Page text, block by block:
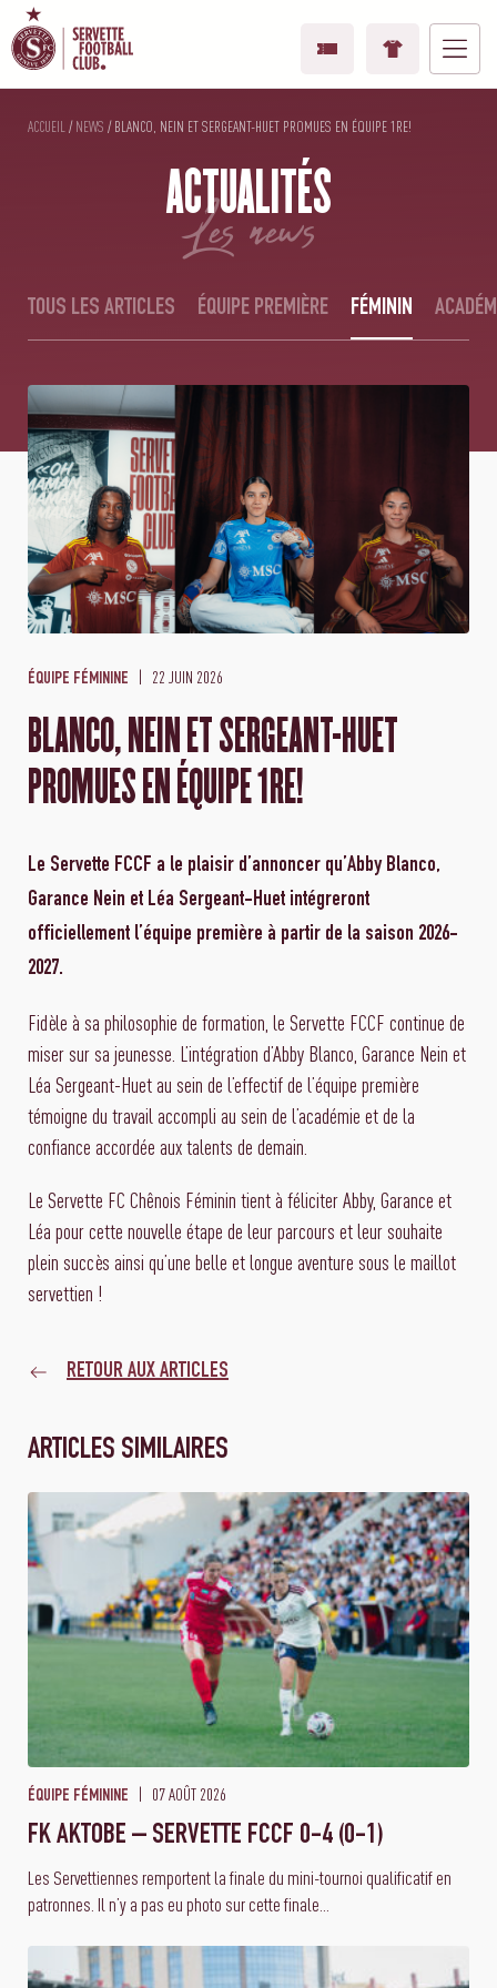
ACCUEIL /NEWS /BLANCO, NEIN ET SERGEANT-HUET PROMUES EN ÉQUIPE 1RE!
ACTUALITÉS
les news
TOUS LES ARTICLES ÉQUIPE PREMIÈRE FÉMININ
ÉQUIPE FÉMININE 22 JUIN 2026
BLANCO, NEIN ET SERGEANT-HUET
PROMUES EN ÉQUIPE 1RE!
Le Servette FCCF a le plaisir d’annoncer qu’Abby Blanco,
Garance Nein et Léa Sergeant-Huet intégreront
officiellement l’équipe première à partir de la saison 2026-
2027.
Fidèle à sa philosophie de formation, le Servette FCCF continue de
miser sur sa jeunesse. L’intégration d’Abby Blanco, Garance Nein et
Léa Sergeant-Huet au sein de l’effectif de l’équipe première
témoigne du travail accompli au sein de l’académie et de la
confiance accordée aux talents de demain.
Le Servette FC Chênois Féminin tient à féliciter Abby, Garance et
Léa pour cette nouvelle étape de leur parcours et leur souhaite
plein succès ainsi qu’une belle et longue aventure sous le maillot
servettien !
RETOUR AUX ARTICLES
ARTICLES SIMILAIRES
ÉQUIPE FÉMININE 07 AOÛT 2026
FK AKTOBE – SERVETTE FCCF 0-4 (0-1)
Les Servettiennes remportent la finale du mini-tournoi qualificatif en
patronnes. Il n’y a pas eu photo sur cette finale...